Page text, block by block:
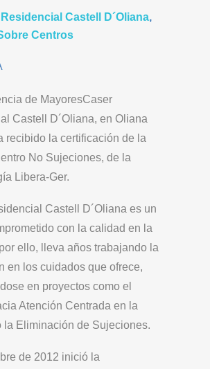
Castell D´Oliana,
Centros
de MayoresCaser
Castell D´Oliana, en Oliana
recibido la certificación de la
No Sujeciones, de la
Libera-Ger.
Castell D´Oliana es un
con la calidad en la
ello, lleva años trabajando la
en los cuidados que ofrece,
en proyectos como el
Atención Centrada en la
la Eliminación de Sujeciones.
de 2012 inició la